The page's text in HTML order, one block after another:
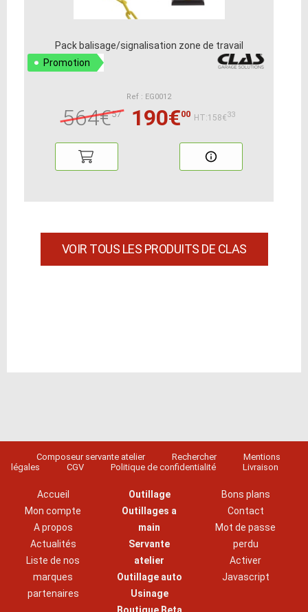
Pack balisage/signalisation zone de travail
Promotion
Ref : EG0012
564€57 190€00 HT:158€33
VOIR TOUS LES PRODUITS DE CLAS
Composeur servante atelier Rechercher
Mentions
légales
CGV Politique de confidentialité Livraison
Accueil
Mon compte
A propos
Actualités
Liste de nos
marques
partenaires
Outillage
Outillages a
main
Servante
atelier
Outillage auto
Usinage
Bons plans
Contact
Mot de passe
perdu
Activer
Javascript